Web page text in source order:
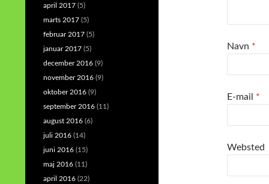
Navn *
E-mail *
Websted
april 2017 (5)
marts 2017 (5)
februar 2017 (5)
januar 2017 (5)
december 2016 (9)
november 2016 (9)
oktober 2016 (9)
september 2016 (11)
august 2016 (6)
juli 2016 (14)
juni 2016 (15)
maj 2016 (11)
april 2016 (22)